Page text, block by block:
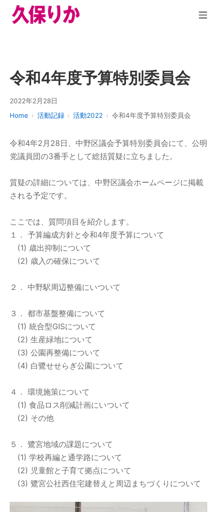
令和4年度予算特別委員会
2022年2月28日
Home
活動記録 活動2022 令和4年度予算特別委員会
令和4年2月28日、中野区議会予算特別委員会にて、公明
党議員団の3番手として総括質疑に立ちました。
質疑の詳細については、中野区議会ホームページに掲載
される予定です。
ここでは、質問項目を紹介します。
１． 予算編成方針と令和4年度予算について
(1) 歳出抑制について
(2) 歳入の確保について
２． 中野駅周辺整備にいついて
３． 都市基盤整備について
(1) 統合型GISについて
(2) 生産緑地について
(3) 公園再整備について
(4) 白鷺せせらぎ公園について
４． 環境施策について
(1) 食品ロス削減計画にいついて
(2) その他
５． 鷺宮地域の課題について
(1) 学校再編と通学路について
(2) 児童館と子育て拠点について
(3) 鷺宮公社西住宅建替えと周辺まちづくりについて